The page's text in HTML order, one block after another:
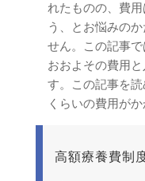
れたものの、費
う、とお悩みの
せん。この記事で
おおよその費用
す。この記事を
くらいの費用が
高額療養費制